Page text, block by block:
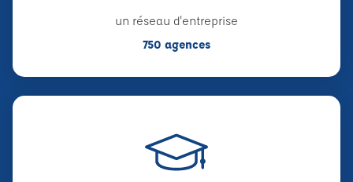
un réseau d'entreprise
750 agences